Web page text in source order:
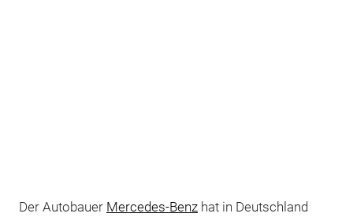
Der Autobauer Mercedes-Benzhat in Deutschland